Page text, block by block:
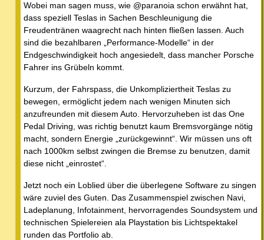
Wobei man sagen muss, wie @paranoia schon erwähnt hat,
dass speziell Teslas in Sachen Beschleunigung die
Freudentränen waagrecht nach hinten fließen lassen. Auch
sind die bezahlbaren „Performance-Modelle“ in der
Endgeschwindigkeit hoch angesiedelt, dass mancher Porsche
Fahrer ins Grübeln kommt.
Kurzum, der Fahrspass, die Unkompliziertheit Teslas zu
bewegen, ermöglicht jedem nach wenigen Minuten sich
anzufreunden mit diesem Auto. Hervorzuheben ist das One
Pedal Driving, was richtig benutzt kaum Bremsvorgänge nötig
macht, sondern Energie „zurückgewinnt“. Wir müssen uns oft
nach 1000km selbst zwingen die Bremse zu benutzen, damit
diese nicht „einrostet“.
Jetzt noch ein Loblied über die überlegene Software zu singen
wäre zuviel des Guten. Das Zusammenspiel zwischen Navi,
Ladeplanung, Infotainment, hervorragendes Soundsystem und
technischen Spielereien ala Playstation bis Lichtspektakel
runden das Portfolio ab.